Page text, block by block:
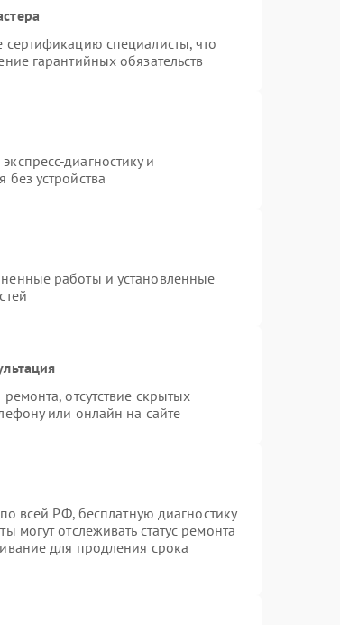
специалисты, что
гарантийных обязательств
диагностику и
устройства
работы и установленные
отсутствие скрытых
или онлайн на сайте
всей РФ, бесплатную диагностику
отслеживать статус ремонта
для продления срока